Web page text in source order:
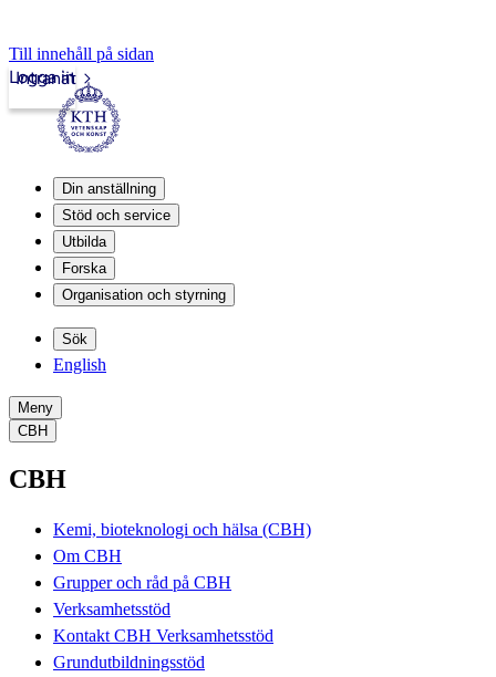
Till innehåll på sidan
Intranät
Logga in
Din anställning
Stöd och service
Utbilda
Forska
Organisation och styrning
Sök
English
Meny
CBH
CBH
Kemi, bioteknologi och hälsa (CBH)
Om CBH
Grupper och råd på CBH
Verksamhetsstöd
Kontakt CBH Verksamhetsstöd
Grundutbildningsstöd